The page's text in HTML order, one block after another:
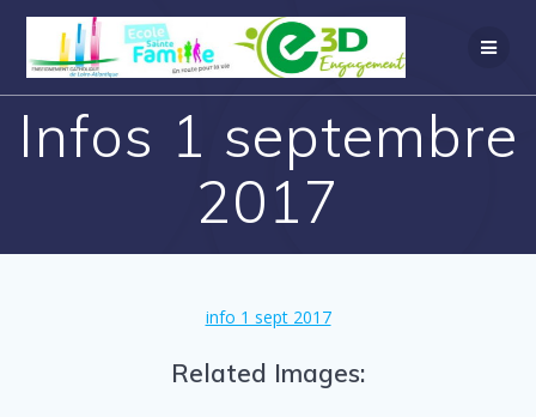
Infos 1 septembre
2017
info 1 sept 2017
Related Images: